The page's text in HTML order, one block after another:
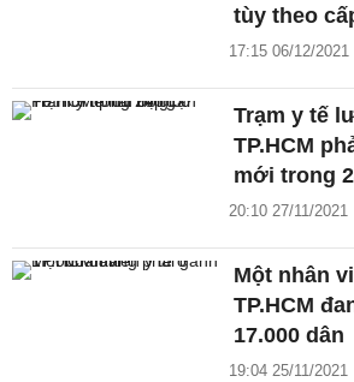
tùy theo
17:15 06/12/2021
Trạm y tế
TP.HCM
mới trong
20:10 27/11/2021
Một nhân
TP.HCM
17.000 dân
19:04 25/11/2021